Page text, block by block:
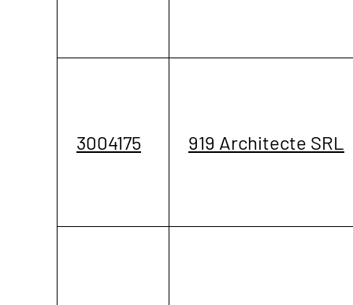
3004175 919 Architecte SRL